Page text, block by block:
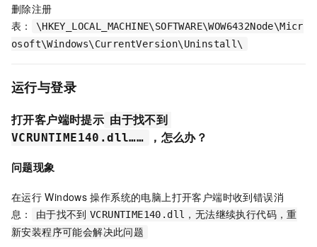
删除注册
表：
\HKEY_LOCAL_MACHINE\SOFTWARE\WOW6432Node\Micr
osoft\Windows\CurrentVersion\Uninstall\
运行与登录
打开客户端时提示 由于找不到
VCRUNTIME140.dll……
，怎么办？
问题现象
在运行 Windows 操作系统的电脑上打开客户端时收到错误消
息：
由于找不到 VCRUNTIME140.dll，无法继续执行代码，重
新安装程序可能会解决此问题